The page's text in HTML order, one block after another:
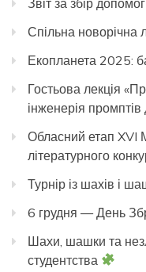
Спільна новорічна
Екопланета 2025:
Гостьова лекція
інженерія
Обласний етап XVI
літературного
Турнір із шахів і
6 грудня — День
Шахи, шашки та
студентства